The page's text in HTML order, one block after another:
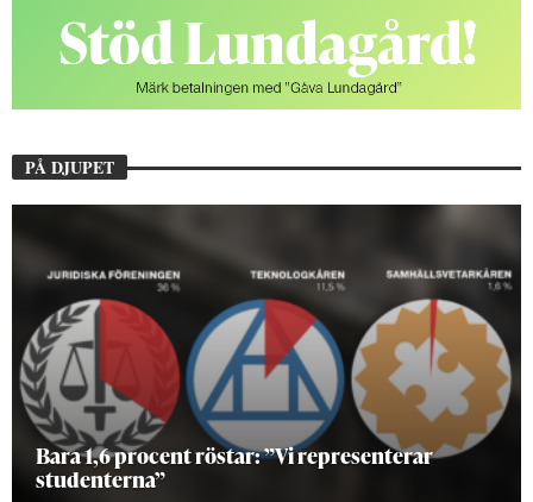
PÅ DJUPET
Bara 1,6 procent röstar: ”Vi representerar
studenterna”